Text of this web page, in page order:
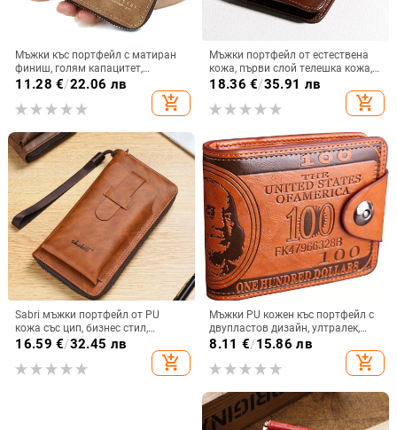
Мъжки къс портфейл с матиран
финиш, голям капацитет,
трисекция конструкция, верижна
11.28 €/22.06 лв
add_shopping_cart
Мъжки портфейл от естествена
кожа, първи слой телешка кожа,
компактен трипореден дизайн с
джобове за карти, подплата от
полиестер
18.36 €/35.91 лв
add_shopping_cart
Sabri мъжки портфейл от PU
кожа със цип, бизнес стил,
контрастен дизайн, множество
отделения за карти, джоб за
телефон, подплата полиестер
16.59 €/32.45 лв
add_shopping_cart
Мъжки PU кожен къс портфейл с
двупластов дизайн, ултралек,
износоустойчив, с множество
8.11 €/15.86 лв
add_shopping_cart